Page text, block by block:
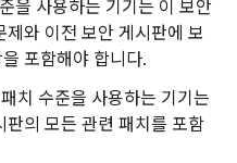
을 사용하는 기기는 이 보안
와 이전 보안 게시판에 보
포함해야 합니다.
치 수준을 사용하는 기기는
의 모든 관련 패치를 포함